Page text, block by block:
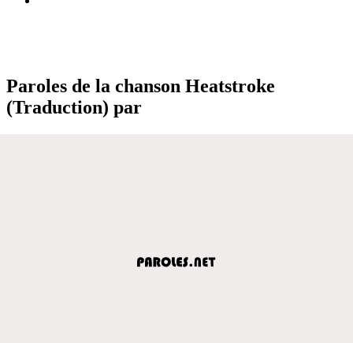
Paroles de la chanson Heatstroke
(Traduction) par